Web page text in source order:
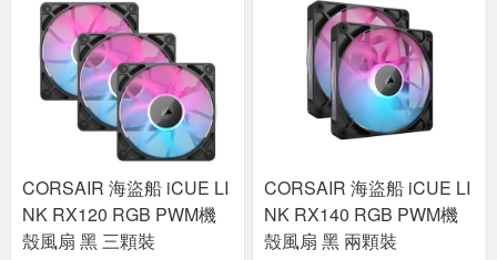
CORSAIR 海盜船 iCUE LI
NK RX120 RGB PWM機
殼風扇 黑 三顆裝
CORSAIR 海盜船 iCUE LI
NK RX140 RGB PWM機
殼風扇 黑 兩顆裝